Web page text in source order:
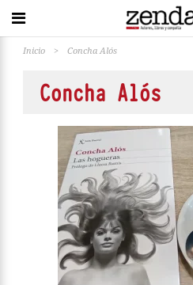
Inicio > Concha Alós
Concha Alós